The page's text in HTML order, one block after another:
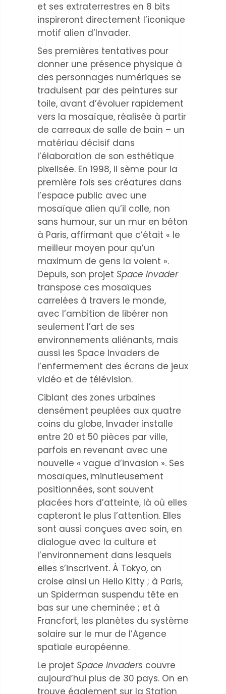
et ses extraterrestres en 8 bits
inspireront directement l’iconique
motif alien d’Invader.
Ses premières tentatives pour
donner une présence physique à
des personnages numériques se
traduisent par des peintures sur
toile, avant d’évoluer rapidement
vers la mosaïque, réalisée à partir
de carreaux de salle de bain – un
matériau décisif dans
l’élaboration de son esthétique
pixelisée. En 1998, il sème pour la
première fois ses créatures dans
l’espace public avec une
mosaïque alien qu’il colle, non
sans humour, sur un mur en béton
à Paris, affirmant que c’était « le
meilleur moyen pour qu’un
maximum de gens la voient ».
Depuis, son projet Space Invader
transpose ces mosaïques
carrelées à travers le monde,
avec l’ambition de libérer non
seulement l’art de ses
environnements aliénants, mais
aussi les Space Invaders de
l’enfermement des écrans de jeux
vidéo et de télévision.
Ciblant des zones urbaines
densément peuplées aux quatre
coins du globe, Invader installe
entre 20 et 50 pièces par ville,
parfois en revenant avec une
nouvelle « vague d’invasion ». Ses
mosaïques, minutieusement
positionnées, sont souvent
placées hors d’atteinte, là où elles
capteront le plus l’attention. Elles
sont aussi conçues avec soin, en
dialogue avec la culture et
l’environnement dans lesquels
elles s’inscrivent. À Tokyo, on
croise ainsi un Hello Kitty ; à Paris,
un Spiderman suspendu tête en
bas sur une cheminée ; et à
Francfort, les planètes du système
solaire sur le mur de l’Agence
spatiale européenne.
Le projet Space Invaders couvre
aujourd’hui plus de 30 pays. On en
trouve également sur la Station